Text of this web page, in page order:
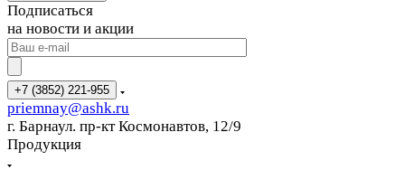
Подписаться
на новости и акции
+7 (3852) 221-955
priemnay@ashk.ru
г. Барнаул. пр-кт Космонавтов, 12/9
Продукция